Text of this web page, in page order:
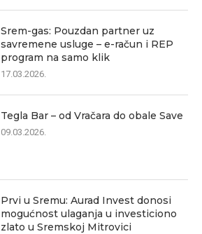
Srem-gas: Pouzdan partner uz
savremene usluge – e-račun i REP
program na samo klik
17.03.2026.
Tegla Bar – od Vračara do obale Save
09.03.2026.
Prvi u Sremu: Aurad Invest donosi
mogućnost ulaganja u investiciono
zlato u Sremskoj Mitrovici